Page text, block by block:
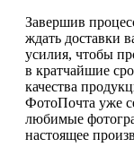
Завершив
ждать доставки
усилия, чтобы
в кратчайшие
качества
ФотоПочта уже
любимые
настоящее